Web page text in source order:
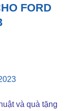
FORD
và quà tặng